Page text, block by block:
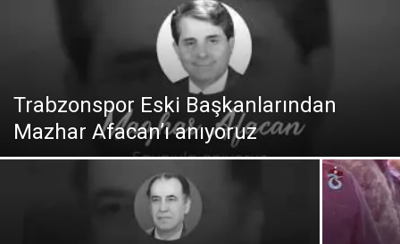
Trabzonspor Eski Başkanlarından
Mazhar Afacan’ı anıyoruz